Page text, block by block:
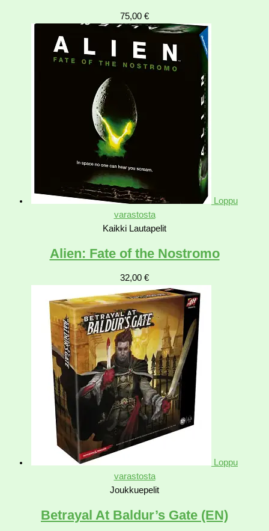
75,00 €
Loppu
varastosta
Kaikki Lautapelit
Alien: Fate of the Nostromo
32,00 €
Loppu
varastosta
Joukkuepelit
Betrayal At Baldur’s Gate (EN)